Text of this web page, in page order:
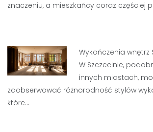
znaczeniu, a mieszkańcy coraz częściej
Wykończenia wnętrz
W Szczecinie,
innych miastach,
zaobserwować różnorodność stylów
które…